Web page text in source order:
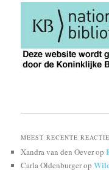
MEEST RECENTE
Xandra van den Oeverop
Carla Oldenburgerop